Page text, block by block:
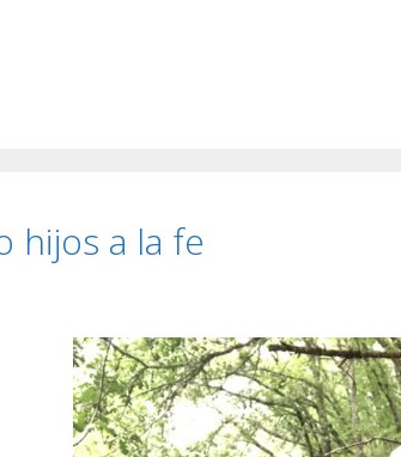
hijos a la fe